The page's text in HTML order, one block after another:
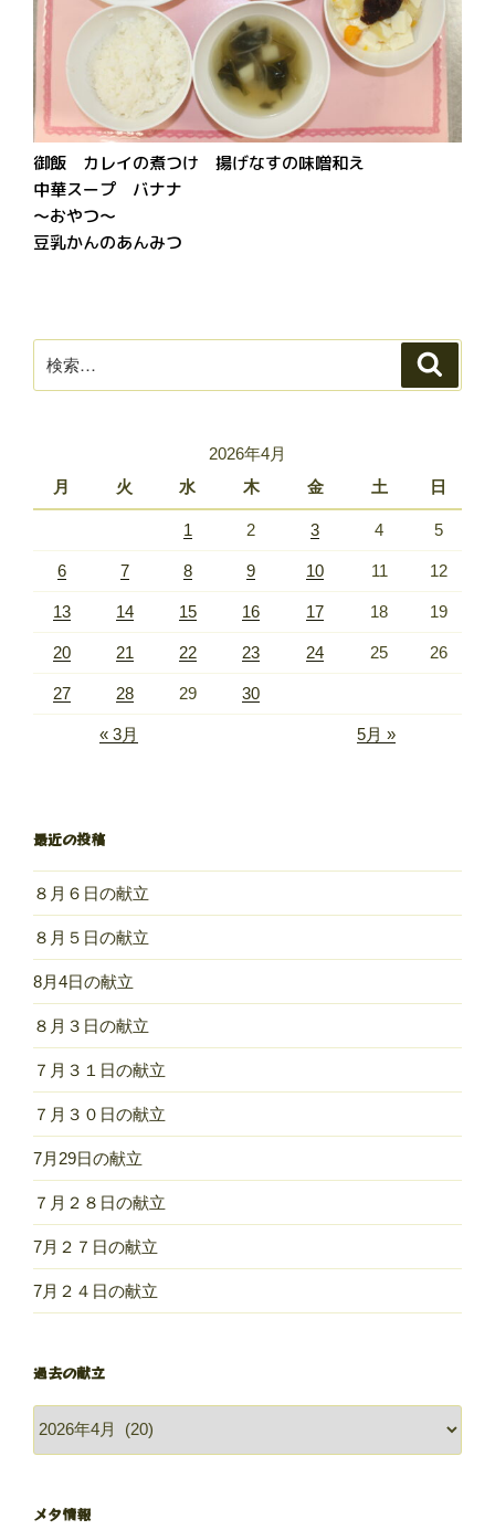
御飯 カレイの煮つけ 揚げなすの味噌和え
中華スープ バナナ
～おやつ～
豆乳かんのあんみつ
索:
2026年4月
月
火 水 木 金 土 日
1 2 3 4 5
6 7 8 9 10 11 12
13 14 15 16 17 18 19
20 21 22 23 24 25 26
27 28 29 30
« 3月 5月 »
最近の投稿
８月６日の献立
８月５日の献立
8月4日の献立
８月３日の献立
７月３１日の献立
７月３０日の献立
7月29日の献立
７月２８日の献立
7月２７日の献立
7月２４日の献立
過去の献立
立
メタ情報